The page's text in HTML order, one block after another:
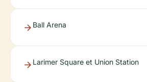
Ball Arena
Larimer Square et Union Station